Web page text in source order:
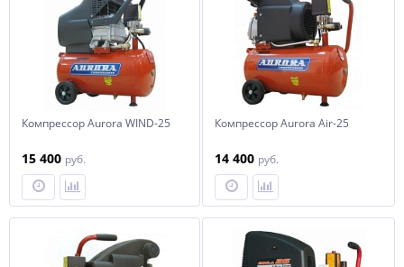
Компрессор Aurora WIND-25
15 400 руб.
Компрессор Aurora Air-25
14 400 руб.